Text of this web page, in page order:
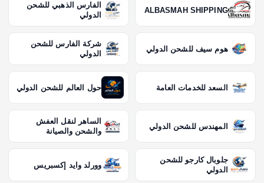
ALBASMAH SHIPPING
الفارس الذهبي للشحن
الدولي
هوم سيف للشحن الدولي
شركة الفارس للشحن
الدولي
السعد للخدمات العامة حول العالم للشحن الدولي
المهندس للشحن الدولي
الساهر لنقل العفش
والشحن والصيانة
جلوبال كارجو للشحن
الدولي
وورلد وايد إكسبريس